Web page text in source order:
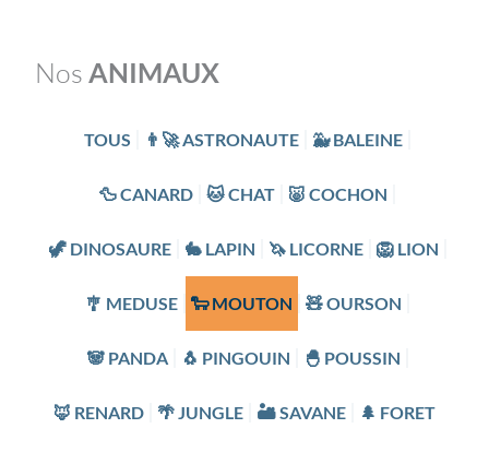
NosANIMAUX
TOUS 👨‍🚀 ASTRONAUTE 🐳 BALEINE
🦆 CANARD 🐱 CHAT 🐷 COCHON
🦖 DINOSAURE 🐇 LAPIN 🦄 LICORNE 🦁 LION
🎐 MEDUSE 🐑 MOUTON 🧸 OURSON
🐼 PANDA 🐧 PINGOUIN 🐣 POUSSIN
🦊 RENARD 🌴 JUNGLE 🏜️ SAVANE 🌲 FORET